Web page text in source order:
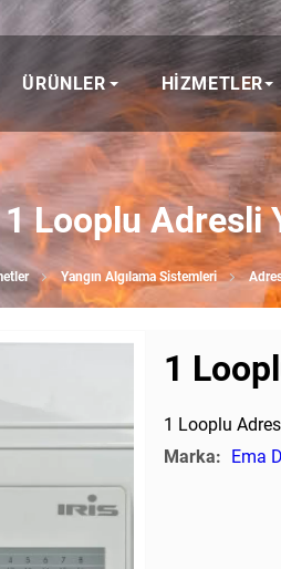
ÜRÜNLER HIZMETLER
1 Looplu Adresli
Yangın Algılama Sistemleri
1
1 Looplu
Marka: Ema